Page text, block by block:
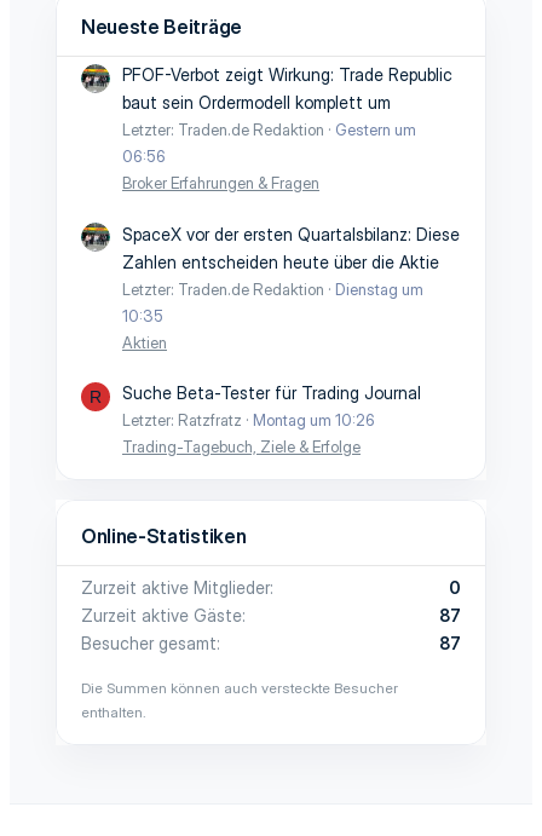
Neueste Beiträge
PFOF-Verbot zeigt Wirkung: Trade Republic
baut sein Ordermodell komplett um
Letzter: Traden.de Redaktion
Gestern um
06:56
Broker Erfahrungen & Fragen
SpaceX vor der ersten Quartalsbilanz: Diese
Zahlen entscheiden heute über die Aktie
Letzter: Traden.de Redaktion
Dienstag um
10:35
Aktien
R Suche Beta-Tester für Trading Journal
Letzter: Ratzfratz
Montag um 10:26
Trading-Tagebuch, Ziele & Erfolge
Online-Statistiken
Zurzeit aktive Mitglieder
0
Zurzeit aktive Gäste
87
Besucher gesamt
87
Die Summen können auch versteckte Besucher
enthalten.